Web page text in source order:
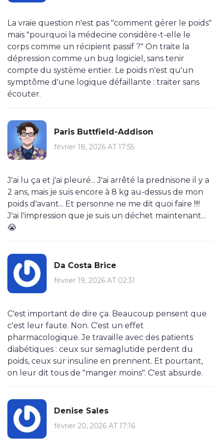
La vraie question n'est pas "comment gérer le poids"
mais "pourquoi la médecine considère-t-elle le
corps comme un récipient passif ?" On traite la
dépression comme un bug logiciel, sans tenir
compte du système entier. Le poids n'est qu'un
symptôme d'une logique défaillante : traiter sans
écouter.
Paris Buttfield-Addison
février 18, 2026 AT 17:55
J'ai lu ça et j'ai pleuré... J'ai arrêté la prednisone il y a
2 ans, mais je suis encore à 8 kg au-dessus de mon
poids d'avant... Et personne ne me dit quoi faire !!!!
J'ai l'impression que je suis un déchet maintenant...
😭
Da Costa Brice
février 19, 2026 AT 02:31
C'est important de dire ça. Beaucoup pensent que
c'est leur faute. Non. C'est un effet
pharmacologique. Je travaille avec des patients
diabétiques : ceux sur semaglutide perdent du
poids, ceux sur insuline en prennent. Et pourtant,
on leur dit tous de "manger moins". C'est absurde.
Denise Sales
février 20, 2026 AT 17:16